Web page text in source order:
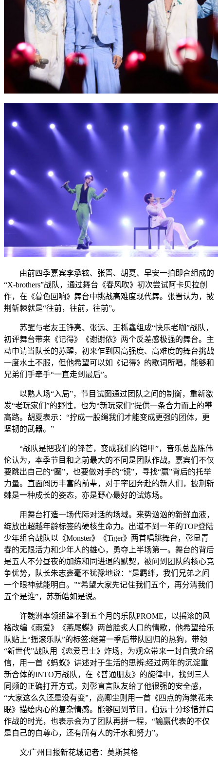
由前四季嘉宾李承铉、张晋、胡夏、早安一拍即合组成的
“X-brothers”战队，通过舞台《春风吹》初次尝试阿卡贝拉创
作，在《暮色回响》舞台中挑战高难度现代舞。张晋认为，披
荆斩棘就是“往前，往前，往前”。
苏醒与老友王铮亮、张远、王栎鑫组成“快乐老咖”战队，
初评舞台带来《记得》《谢谢侬》两个反差感极强的舞台。主
动申请当队长的苏醒，初来乍到因高强度、高难度的舞台挑战
一度水土不服，但他希望可以如《记得》的歌词所唱，能够和
兄弟们手牵手“一直走到最后”。
以熟人场“入局”，节目试图通过团队之间的制衡，重新激
发“老玩家们”的野性，也为“新玩家们”提供一条合力而上的攀
高路。胡夏表示：“拧成一股绳我们才能变成更强的团体，更
坚韧的武器。”
“战队是把我们的锋芒，变成我们的铠甲”，音乐总监陈伟
伦认为，本季节目和之前最大的不同是团队作战。嘉宾们不仅
要跳出自己的“圈”，也要做对手的“镜”，寻找“赢”背后的托举
力量。直面阅历丰富的前辈，对于率团奔赴的新人们，披荆斩
棘是一种成长的姿态，亦是野心最好的试炼场。
用舞台打造一场代际对话的场域。来势汹汹的新鲜血液，
绽放出超越年龄标签的硬核生命力。出道不到一年的TOP登陆
少年组合战队以《Monster》《Tiger》两首唱跳舞台，彰显青
春的无限活力和少年人的雄心，勇夺上半场第一。舞台的背后
是五人不分昼夜的加练和同进退的默契，被问到团队的核心竞
争优势，队长朱志鑫毫不犹豫地说：“是羁绊，我们兄弟之间
一个眼神就能明白。”“希望大家先记住我们五个，再分清我们
五个是谁”，苏新皓如是说。
许魏洲率领组建不到五个月的乐队PROME，以摇滚的风
格改编《雨爱》《燕尾蝶》两首脍炙人口的情歌，他希望给乐
队贴上“摇滚乐队”的标签;继第一季后带队回归的热狗，带领
“新世代”战队用《恋爱巴士》炸场，为观众带来一封自我介绍
信，用一首《蚂蚁》讲述对于生活的思辨;经过两年的沉淀重
新合体的INTO万战队，在《普通朋友》的旋律中，找到三人
同频的正确打开方式，刘彰直言队友给了他很强的安全感，
“大家这么久还是没有变”，高卿尘则用一首《四点的海棠花未
眠》描绘内心的复杂情感。能够回到节目，伯远十分珍惜并肩
作战的时光，也表示会为了团队再拼一程，“输赢代表的不仅
是自己的自尊心，还有所有人的汗水和努力”。
文/广州日报新花城记者：莫斯其格